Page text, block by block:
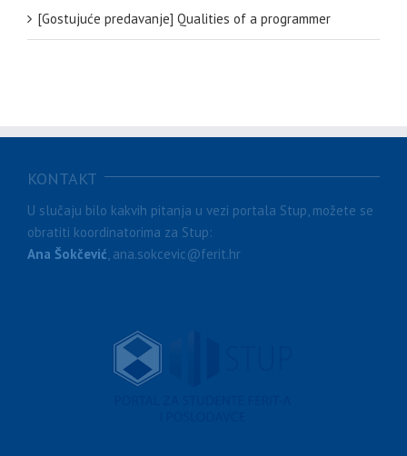
[Gostujuće predavanje] Qualities of a programmer
KONTAKT
U slučaju bilo kakvih pitanja u vezi portala Stup, možete se
obratiti koordinatorima za Stup:
Ana Šokčević, ana.sokcevic@ferit.hr